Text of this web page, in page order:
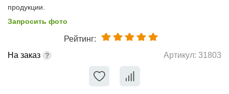
продукции.
Запросить фото
Рейтинг:
На заказ
Артикул: 31803